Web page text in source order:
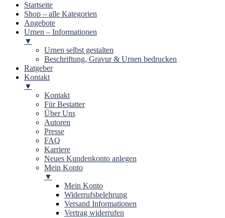
Startseite
Shop – alle Kategorien
Angebote
Urnen – Informationen
▼
Urnen selbst gestalten
Beschriftung, Gravur & Urnen bedrucken
Ratgeber
Kontakt
▼
Kontakt
Für Bestatter
Über Uns
Autoren
Presse
FAQ
Karriere
Neues Kundenkonto anlegen
Mein Konto
▼
Mein Konto
Widerrufsbelehrung
Versand Informationen
Vertrag widerrufen